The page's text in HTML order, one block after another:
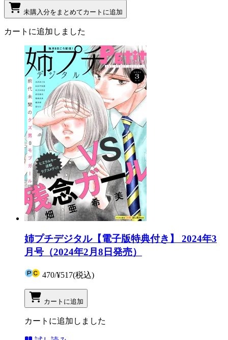
未購入分をまとめてカートに追加
カートに追加しました
姉プチデジタル【電子版特典付き】 2024年3
月号（2024年2月8日発売）
470/¥517(税込)
カートに追加
カートに追加しました